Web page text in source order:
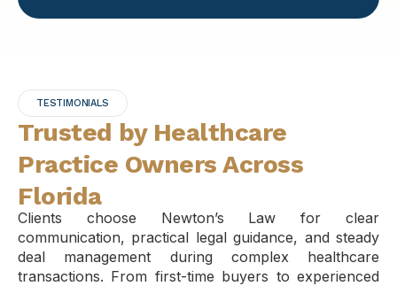
TESTIMONIALS
Trusted by Healthcare
Practice Owners Across
Florida
Clients choose Newton’s Law for clear
communication, practical legal guidance, and steady
deal management during complex healthcare
transactions. From first-time buyers to experienced